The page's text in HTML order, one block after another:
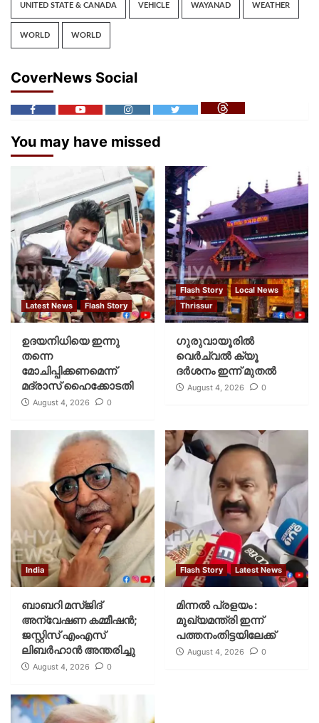
UNITED STATE & CANADA VEHICLE WAYANAD WEATHER
WORLD WORLD
CoverNews Social
You may have missed
Latest News Flash Story
ഉദയനിധിയെ ഇന്നു
തന്നെ
മോചിപ്പിക്കണമെന്ന്
മദ്രാസ് ഹൈക്കോടതി
August 4, 2026 0
Flash Story
Local News
Thrissur
ഗുരുവായൂരില്‍
വെര്‍ച്വല്‍ ക്യൂ
ദര്‍ശനം ഇന്ന് മുതല്‍
August 4, 2026 0
India
ബാബറി മസ്ജിദ്
അന്വേഷണ കമ്മീഷന്‍;
ജസ്റ്റിസ് എംഎസ്
ലിബര്‍ഹാന്‍ അന്തരിച്ചു
August 4, 2026 0
Flash Story Latest News
മിന്നല്‍ പ്രളയം :
മുഖ്യമന്ത്രി ഇന്ന്
പത്തനംതിട്ടയിലേക്ക്
August 4, 2026 0